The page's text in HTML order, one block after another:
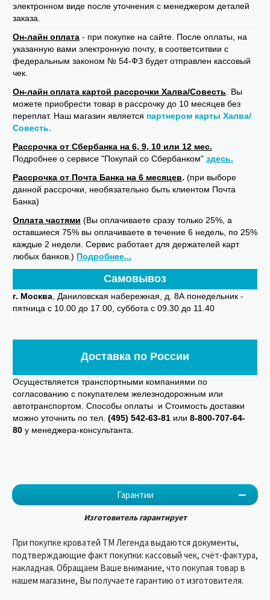
Гарантии
электронном виде после уточнения с менеджером деталей
заказа.
Он-лайн оплата - при покупке на сайте. После оплаты, на
указанную вами электронную почту, в соответситвии с
федеральным законом № 54-ФЗ будет отправлен кассовый
чек.
Он-лайн оплата картой рассрочки Халва/Совесть . Вы
можете приобрести товар в рассрочку до 10 месяцев без
переплат. Наш магазин является партнером карты Халва/
Совесть.
Рассрочка от Сбербанка на 6, 9, 10 или 12 мес.
Подробнее о сервисе "Покупай со Сбербанком" здесь.
Рассрочка от Почта Банка на 6 месяцев. (при выборе
данной рассрочки, необязательно быть клиентом Почта
Банка)
Оплата частями (Вы оплачиваете сразу только 25%, а
оставшиеся 75% вы оплачиваете в течение 6 недель, по 25%
каждые 2 недели. Сервис работает для держателей карт
любых банков.) Подробнее...
Самовывоз
г. Москва , Даниловская набережная, д. 8А понедельник -
пятница с 10.00 до 17.00, суббота с 09.30 до 11.40
Доставка по России
Осуществляется транспортными компаниями по
согласованию с покупателем железнодорожным или
автотранспортом. Способы оплаты и Стоимость доставки
можно уточнить по тел. (495) 542-63-81 или 8-800-707-64-
80 у менеджера-консультанта.
Изготовитель гарантирует
При покупке кроватей ТМ Легенда выдаются документы,
подтверждающие факт покупки: кассовый чек, счёт-фактура,
накладная. Обращаем Ваше внимание, что покупая товар в
нашем магазине, Вы получаете гарантию от изготовителя.